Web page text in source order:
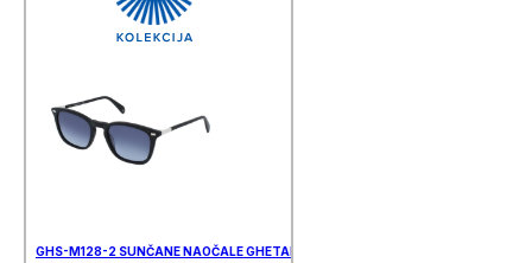
GHS-M128-2 SUNČANE NAOČALE GHETALDUS